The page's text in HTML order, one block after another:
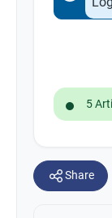
5
Share